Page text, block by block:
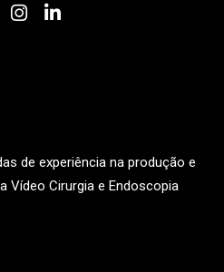
de experiência na produção e
Vídeo Cirurgia e Endoscopia